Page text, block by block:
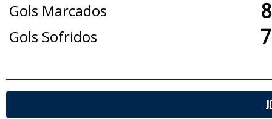
Gols Marcados
Gols Sofridos